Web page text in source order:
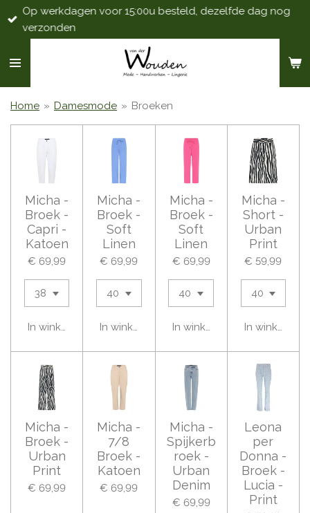
Ga
direct
de
Op werkdagen voor 15:00u besteld, dezelfde dag nog
verzonden
Home » Damesmode » Broeken
Micha -
Broek -
Capri -
Katoen
€ 69,99
In winkelwagen
Micha -
Broek -
Soft
Linen
€ 69,99
In winkelwagen
Micha -
Broek -
Soft
Linen
€ 69,99
In winkelwagen
Micha -
Short -
Urban
Print
€ 59,99
In
Micha -
Broek -
Urban
Print
€ 69,99
Micha -
7/8
Broek -
Katoen
€ 69,99
Micha -
Spijkerb
roek -
Urban
Denim
€ 69,99
Leona
per
Donna -
Broek -
Lucia -
Print